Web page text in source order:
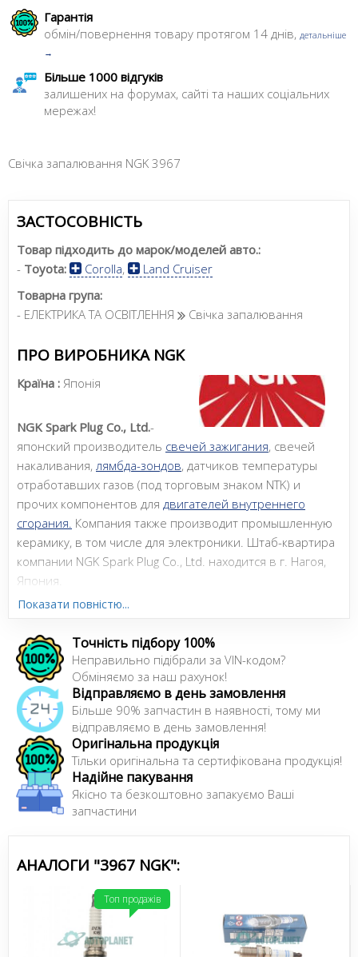
Гарантія
обмін/повернення товару протягом 14 днів, детальніше
→
Більше 1000 відгуків
залишених на форумах, сайті та наших соціальних
мережах!
Свiчка запалювання NGK 3967
ЗАСТОСОВНІСТЬ
Товар підходить до марок/моделей авто.:
- Toyota: Corolla,
Land Cruiser
Товарна група:
- ЕЛЕКТРИКА ТА ОСВІТЛЕННЯ
Свічка запалювання
ПРО ВИРОБНИКА NGK
Країна : Японія
NGK Spark Plug Co., Ltd.-
японский производитель свечей зажигания, свечей
накаливания, лямбда-зондов, датчиков температуры
отработавших газов (под торговым знаком NTK) и
прочих компонентов для двигателей внутреннего
сгорания. Компания также производит промышленную
керамику, в том числе для электроники. Штаб-квартира
компании NGK Spark Plug Co., Ltd. находится в г. Нагоя,
Япония.
Сайт: www.ngk.de
Показати повністю...
Точність підбору 100%
Неправильно підібрали за VIN-кодом?
Обміняємо за наш рахунок!
Відправляємо в день замовлення
Більше 90% запчастин в наявності, тому ми
відправляємо в день замовлення!
Оригінальна продукція
Тільки оригінальна та сертифікована продукція!
Надійне пакування
Якісно та безкоштовно запакуємо Ваші
запчастини
АНАЛОГИ "3967 NGK":
Топ продажів